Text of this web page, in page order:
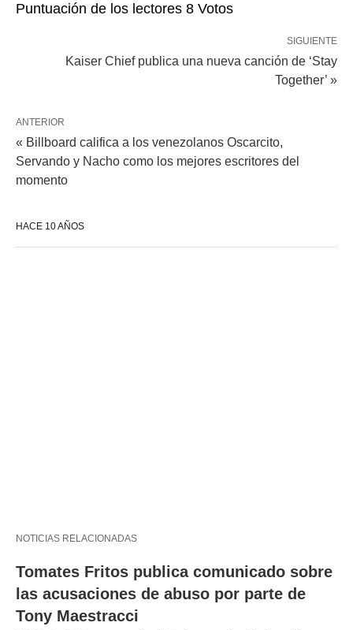
Puntuación de los lectores 8 Votos
SIGUIENTE
Kaiser Chief publica una nueva canción de ‘Stay
Together’ »
ANTERIOR
« Billboard califica a los venezolanos Oscarcito,
Servando y Nacho como los mejores escritores del
momento
HACE 10 AÑOS
NOTICIAS RELACIONADAS
Tomates Fritos publica comunicado sobre
las acusaciones de abuso por parte de
Tony Maestracci